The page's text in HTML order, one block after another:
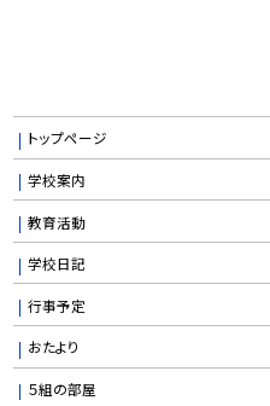
トップページ
学校案内
教育活動
学校日記
行事予定
おたより
５組の部屋